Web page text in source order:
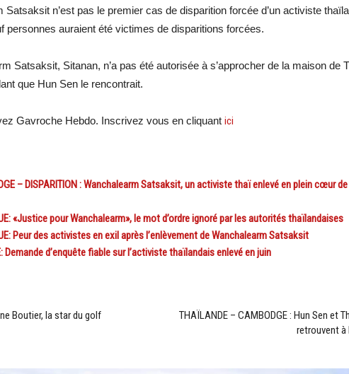
Satsaksit n’est pas le premier cas de disparition forcée d’un activiste
personnes auraient été victimes de disparitions forcées.
Satsaksit, Sitanan, n’a pas été autorisée à s’approcher de la maison de
que Hun Sen le rencontrait.
Gavroche Hebdo. Inscrivez vous en cliquant ici
– DISPARITION : Wanchalearm Satsaksit, un activiste thaï enlevé en plein cœur
«Justice pour Wanchalearm», le mot d’ordre ignoré par les autorités thaïlandaises
Peur des activistes en exil après l’enlèvement de Wanchalearm Satsaksit
Demande d’enquête fiable sur l’activiste thaïlandais enlevé en juin
Boutier, la star du golf
THAÏLANDE – CAMBODGE : Hun Sen et
retrouvent à